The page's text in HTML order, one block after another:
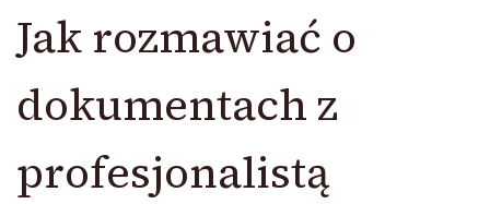
Jak rozmawiać o
dokumentach z
profesjonalistą